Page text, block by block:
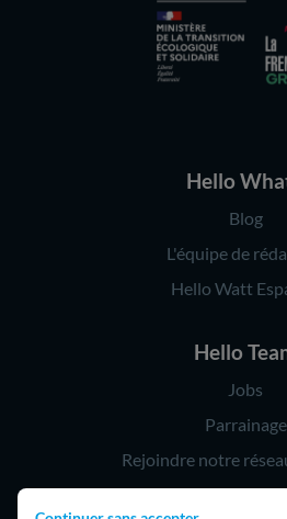
Hello
Blog
L'équipe de
Hello Watt
Hello
Jobs
Parrainage
Rejoindre notre